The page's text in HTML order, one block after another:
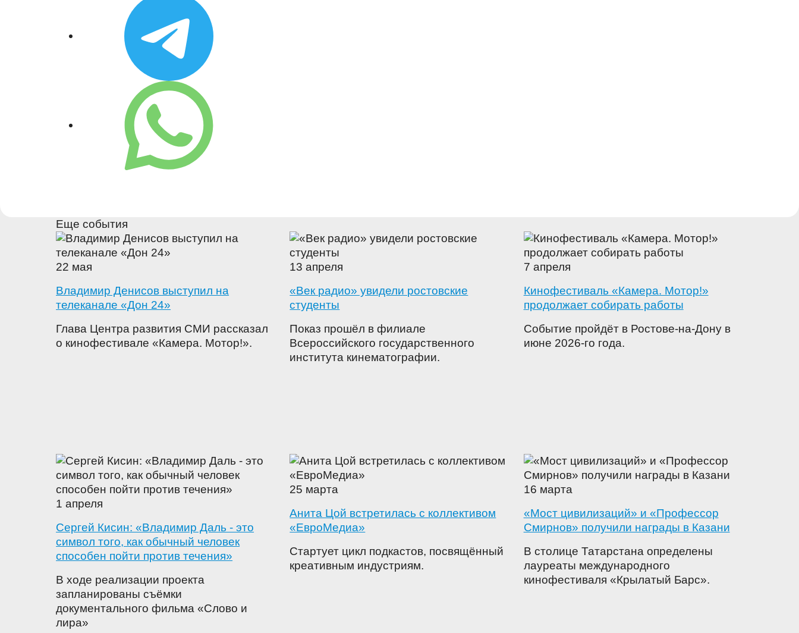
Еще события
22 мая
Владимир Денисов выступил на
телеканале «Дон 24»
Глава Центра развития СМИ рассказал
о кинофестивале «Камера. Мотор!».
13 апреля
«Век радио» увидели ростовские
студенты
Показ прошёл в филиале
Всероссийского государственного
института кинематографии.
7 апреля
Кинофестиваль «Камера. Мотор!»
продолжает собирать работы
Событие пройдёт в Ростове-на-Дону в
июне 2026-го года.
1 апреля
Сергей Кисин: «Владимир Даль - это
символ того, как обычный человек
способен пойти против течения»
В ходе реализации проекта
запланированы съёмки
документального фильма «Слово и
лира»
25 марта
Анита Цой встретилась с коллективом
«ЕвроМедиа»
Стартует цикл подкастов, посвящённый
креативным индустриям.
16 марта
«Мост цивилизаций» и «Профессор
Смирнов» получили награды в Казани
В столице Татарстана определены
лауреаты международного
кинофестиваля «Крылатый Барс».